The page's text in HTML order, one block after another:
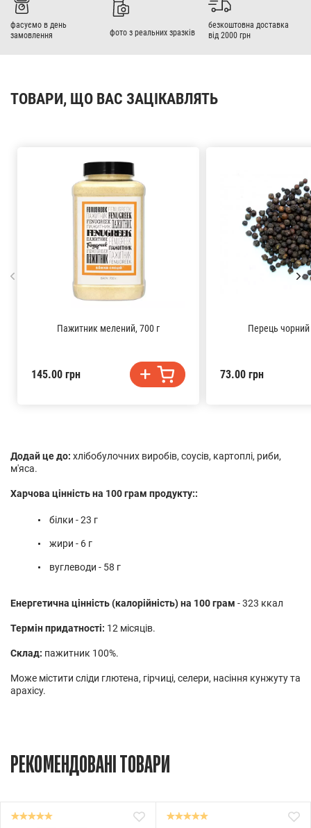
фасуємо в день
замовлення
фото з реальних зразків
безкоштовна доставка
від 2000 грн
Додай це до: хлібобулочних виробів, соусів, картоплі, риби,
м'яса.
Харчова цінність на 100 грам продукту::
білки - 23 г
жири - 6 г
вуглеводи - 58 г
Енергетична цінність (калорійність) на 100 грам - 323 ккал
Термін придатності: 12 місяців.
Склад: пажитник 100%.
Може містити сліди глютена, гірчиці, селери, насіння кунжуту та
арахісу.
ТОВАРИ, ЩО ВАС ЗАЦІКАВЛЯТЬ
Пажитник мелений, 700 г
145.00 грн
Перець
73.00 грн
РЕКОМЕНДОВАНІ ТОВАРИ